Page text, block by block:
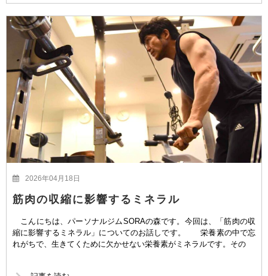
2026年04月18日
筋肉の収縮に影響するミネラル
こんにちは、パーソナルジムSORAの森です。今回は、「筋肉の収
縮に影響するミネラル」についてのお話しです。 栄養素の中で忘
れがちで、生きてくために欠かせない栄養素がミネラルです。その